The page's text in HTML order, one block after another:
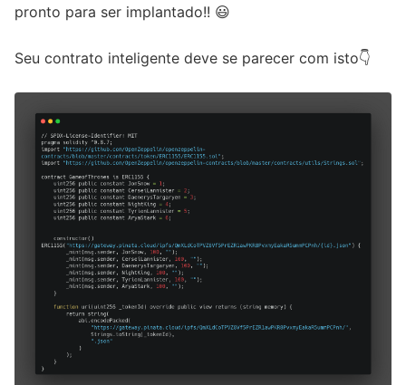
pronto para ser implantado!! 😃
Seu contrato inteligente deve se parecer com isto👇